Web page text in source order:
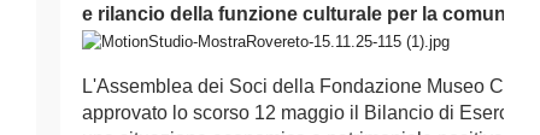
e rilancio della funzione culturale per la comunità
L'Assemblea dei Soci della Fondazione Museo
approvato lo scorso 12 maggio il Bilancio di